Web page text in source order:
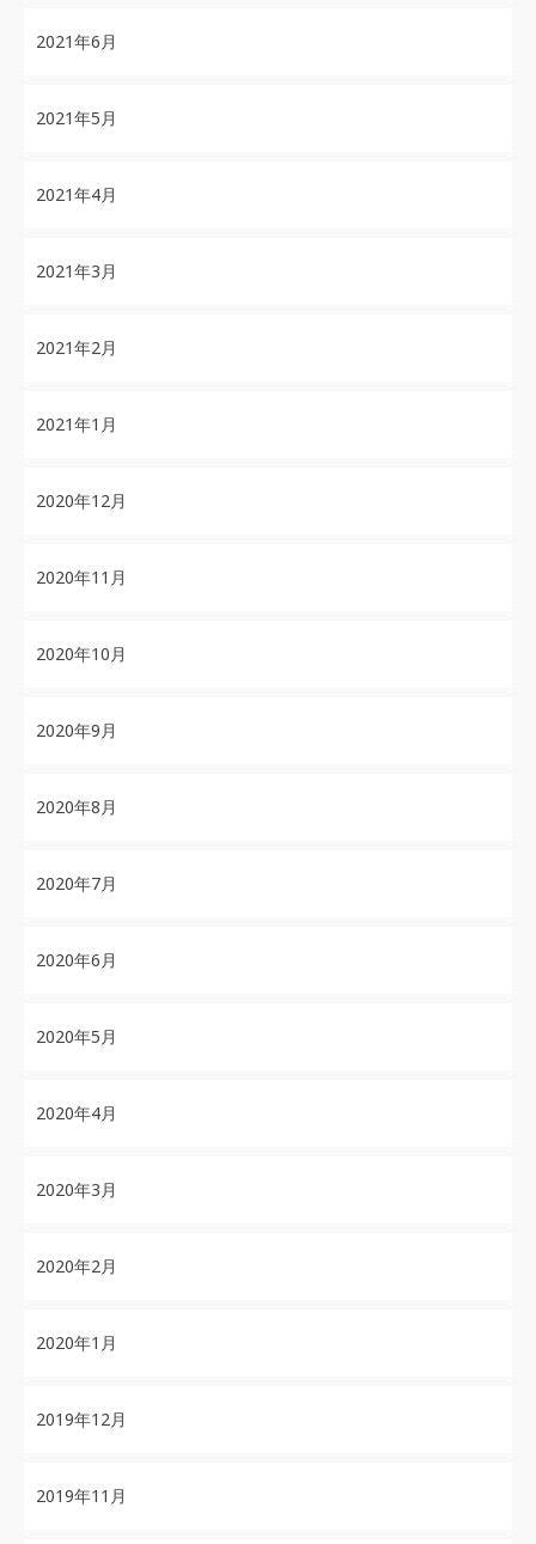
2021年6月
2021年5月
2021年4月
2021年3月
2021年2月
2021年1月
2020年12月
2020年11月
2020年10月
2020年9月
2020年8月
2020年7月
2020年6月
2020年5月
2020年4月
2020年3月
2020年2月
2020年1月
2019年12月
2019年11月